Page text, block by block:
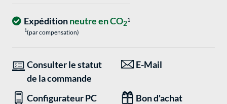
Expéditionneutre en CO21
1(par compensation)
Consulter le statut
de la commande
E-Mail
Configurateur PC Bon d'achat